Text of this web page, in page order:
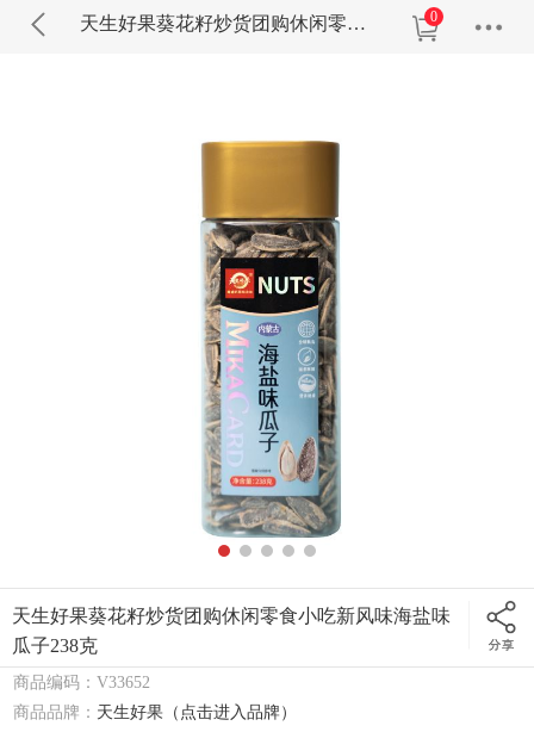
天生好果葵花籽炒货团购休闲零食小吃新风味海盐味瓜子238克 0
天生好果葵花籽炒货团购休闲零食小吃新风味海盐味
瓜子238克
商品编码：V33652
商品品牌： 天生好果（点击进入品牌）